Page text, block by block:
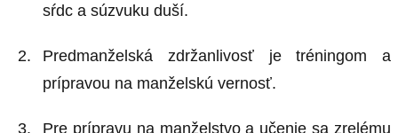
sŕdc a súzvuku duší.
Predmanželská zdržanlivosť je tréningom a
prípravou na manželskú vernosť.
Pre prípravu na manželstvo a učenie sa zrelému